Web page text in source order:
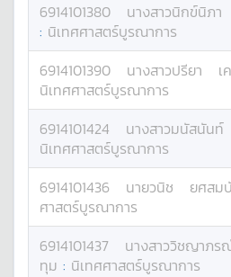
6914101380 นางสาวนิกข์นิภา
: นิเทศศาสตร์บูรณาการ
6914101390 นางสาวปรียา เ
นิเทศศาสตร์บูรณาการ
6914101424 นางสาวมนัสนันท์
นิเทศศาสตร์บูรณาการ
6914101436 นายวนิช ยศสม
ศาสตร์บูรณาการ
6914101437 นางสาววิชญาภร
ทุม : นิเทศศาสตร์บูรณาการ